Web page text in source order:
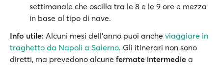
settimanale che oscilla tra le 8 e le 9 ore e mezza
in base al tipo di nave.
Info utile: Alcuni mesi dell'anno puoi anche viaggiare in
traghetto da Napoli a Salerno. Gli itinerari non sono
diretti, ma prevedono alcune fermate intermedie a